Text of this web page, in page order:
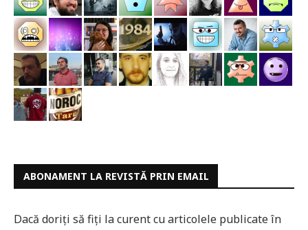
ABONAMENT LA REVISTĂ PRIN EMAIL
Dacă doriți să fiți la curent cu articolele publicate în